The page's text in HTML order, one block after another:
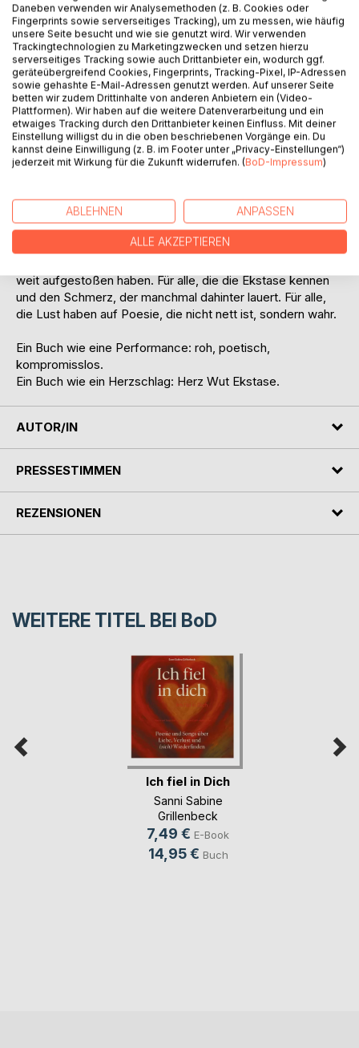
Herz Wut Ekstase ist kein klassischer Gedichtband, es ist
Heart Slam. Worte, die nicht brav in Reimen tanzen,
sondern pulsieren, beben, atmen. Texte, die mitten aus
dem Leben geschleudert wurden: voller Liebe, voller
Schmerz, voller Sehnsucht, voller Mut.
Sanni Sabine Grillenbeck schreibt nicht, um gefällig zu sein.
Sie schreibt, um zu berühren. Um aufzurütteln. Um sich und
uns an das Wilde, das Zarte, das Echte im Leben zu
vibrierend, performt und doch laden sie auch still zum
Lesen ein. Zum Nachhallen. Zum Wiederfinden der eigenen
Geschichten zwischen den Zeilen.
weit aufgestoßen haben. Für alle, die die Ekstase kennen
und den Schmerz, der manchmal dahinter lauert. Für alle,
die Lust haben auf Poesie, die nicht nett ist, sondern wahr.
Ein Buch wie eine Performance: roh, poetisch,
kompromisslos.
Ein Buch wie ein Herzschlag: Herz Wut Ekstase.
AUTOR/IN
PRESSESTIMMEN
REZENSIONEN
WEITERE TITEL BEI BoD
Ich fiel in Dich
Sanni Sabine
Grillenbeck
7,49 € E-Book
14,95 € Buch
Daneben verwenden wir Analysemethoden (z. B. Cookies oder
Fingerprints sowie serverseitiges Tracking), um zu messen, wie häufig
unsere Seite besucht und wie sie genutzt wird. Wir verwenden
Trackingtechnologien zu Marketingzwecken und setzen hierzu
serverseitiges Tracking sowie auch Drittanbieter ein, wodurch ggf.
geräteübergreifend Cookies, Fingerprints, Tracking-Pixel, IP-Adressen
sowie gehashte E-Mail-Adressen genutzt werden. Auf unserer Seite
betten wir zudem Drittinhalte von anderen Anbietern ein (Video-
Plattformen). Wir haben auf die weitere Datenverarbeitung und ein
etwaiges Tracking durch den Drittanbieter keinen Einfluss. Mit deiner
Einstellung willigst du in die oben beschriebenen Vorgänge ein. Du
kannst deine Einwilligung (z. B. im Footer unter „Privacy-Einstellungen“)
jederzeit mit Wirkung für die Zukunft widerrufen. (BoD-Impressum)
ABLEHNEN ANPASSEN
ALLE AKZEPTIEREN